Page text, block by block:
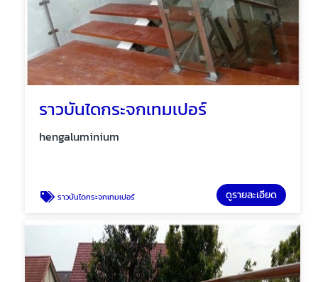
ราวบันไดกระจกเทมเปอร์
hengaluminium
ราวบันไดกระจกเทมเปอร์ ดูรายละเอียด